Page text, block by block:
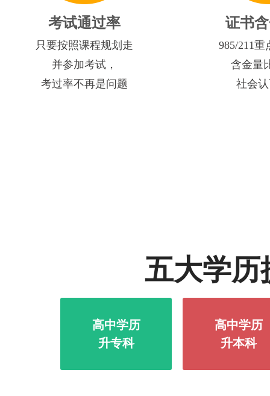
考试通过率
只要按照课程规划走
并参加考试，
考过率不再是问题
证书
985/211重
含金量
社会
五大学历
高中学历
升专科
高中学历
升本科